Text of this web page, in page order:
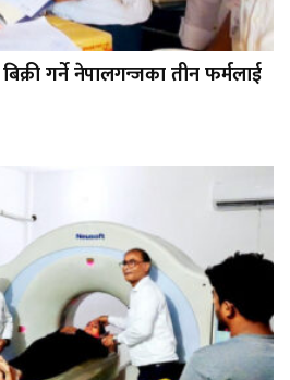
गर्ने नेपालगन्जका तीन फर्मलाई